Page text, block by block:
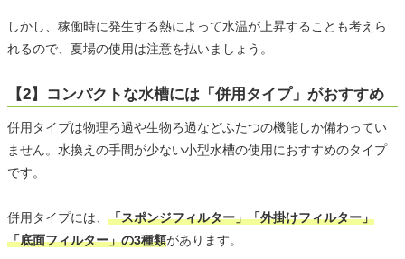
しかし、稼働時に発生する熱によって水温が上昇することも考えら
れるので、夏場の使用は注意を払いましょう。
【2】コンパクトな水槽には「併用タイプ」がおすすめ
併用タイプは物理ろ過や生物ろ過などふたつの機能しか備わってい
ません。水換えの手間が少ない小型水槽の使用におすすめのタイプ
です。
併用タイプには、 「スポンジフィルター」「外掛けフィルター」
「底面フィルター」の3種類があります。